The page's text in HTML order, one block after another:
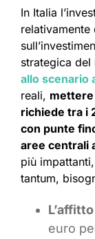
In Italia
strategica del
allo scenario
reali, mettere
richiede tra i
con punte
aree centrali
più
tantum,
euro